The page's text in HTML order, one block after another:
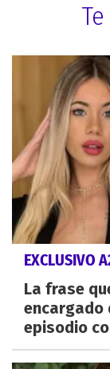
EXCLUSIVO
La frase
encargado
episodio